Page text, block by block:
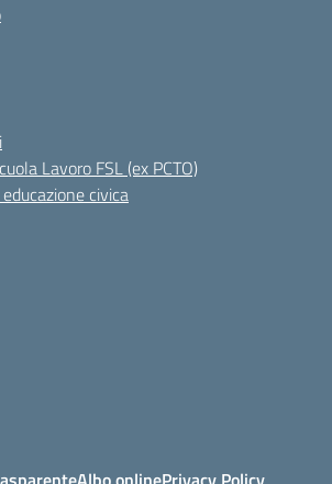
Lavoro FSL (ex PCTO)
civica